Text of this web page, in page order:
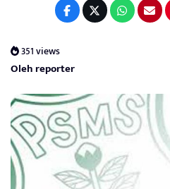
351 views
Oleh reporter